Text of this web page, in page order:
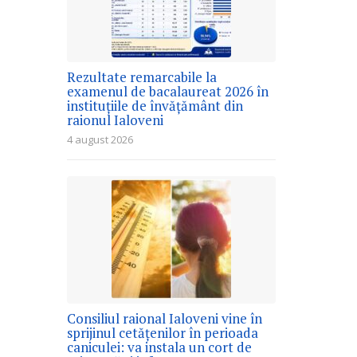
Rezultate remarcabile la
examenul de bacalaureat 2026 în
instituțiile de învățământ din
raionul Ialoveni
4 august 2026
Consiliul raional Ialoveni vine în
sprijinul cetățenilor în perioada
caniculei: va instala un cort de